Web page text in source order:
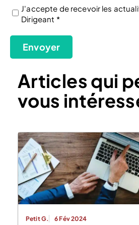
(Nécessaire)
J'accepte de recevoir les
Dirigeant *
Envoyer
Articles qui
vous
Petit G. 6 Fév 2024